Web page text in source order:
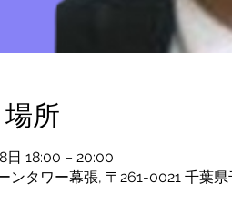
所
日 18:00 – 20:00
ンタワー幕張, 〒261-0021 千葉